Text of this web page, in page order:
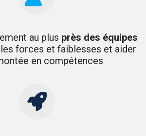
au plus près des équipes
forces et faiblesses et aider
en compétences